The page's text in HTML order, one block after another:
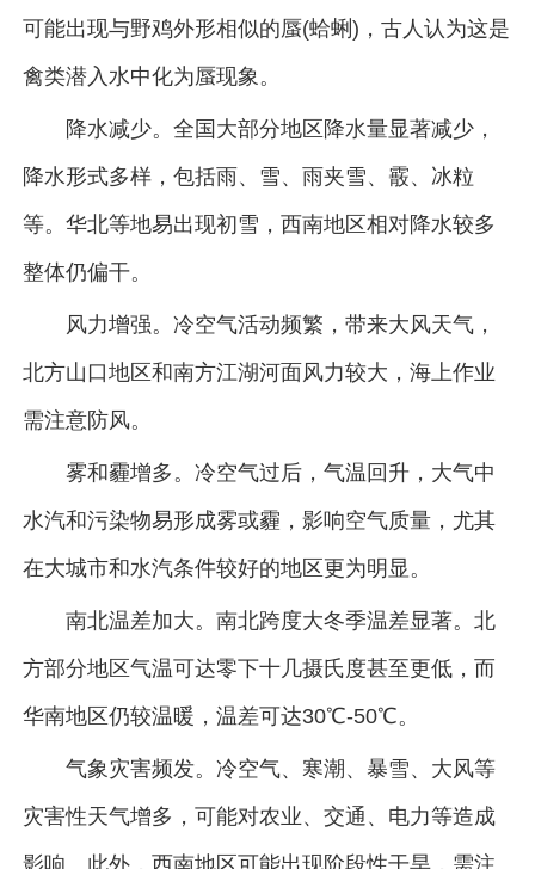
可能出现与野鸡外形相似的蜃(蛤蜊)，古人认为这是
禽类潜入水中化为蜃现象。
降水减少。全国大部分地区降水量显著减少，
降水形式多样，包括雨、雪、雨夹雪、霰、冰粒
等。华北等地易出现初雪，西南地区相对降水较多
整体仍偏干。
风力增强。冷空气活动频繁，带来大风天气，
北方山口地区和南方江湖河面风力较大，海上作业
需注意防风。
雾和霾增多。冷空气过后，气温回升，大气中
水汽和污染物易形成雾或霾，影响空气质量，尤其
在大城市和水汽条件较好的地区更为明显。
南北温差加大。南北跨度大冬季温差显著。北
方部分地区气温可达零下十几摄氏度甚至更低，而
华南地区仍较温暖，温差可达30℃-50℃。
气象灾害频发。冷空气、寒潮、暴雪、大风等
灾害性天气增多，可能对农业、交通、电力等造成
影响。此外，西南地区可能出现阶段性干旱，需注